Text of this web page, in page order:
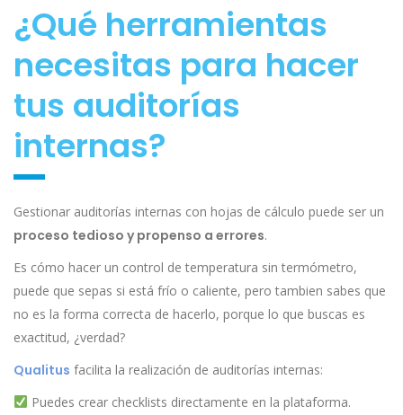
¿Qué herramientas
necesitas para hacer
tus auditorías
internas?
Gestionar auditorías internas con hojas de cálculo puede ser un
proceso tedioso y propenso a errores.
Es cómo hacer un control de temperatura sin termómetro,
puede que sepas si está frío o caliente, pero tambien sabes que
no es la forma correcta de hacerlo, porque lo que buscas es
exactitud, ¿verdad?
Qualitus facilita la realización de auditorías internas:
Puedes crear checklists directamente en la plataforma.